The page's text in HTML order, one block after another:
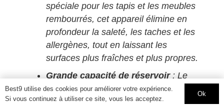
spéciale pour les tapis et les meubles
rembourrés, cet appareil élimine en
profondeur la saleté, les taches et les
allergènes, tout en laissant les
surfaces plus fraîches et plus propres.
Grande capacité de réservoir: Le
réservoir d’eau propre de 4 litres vous
permet de nettoyer de grandes zones
Best9 utilise des cookies pour améliorer votre expérience.
Si vous continuez à utiliser ce site, vous les acceptez.
Ok